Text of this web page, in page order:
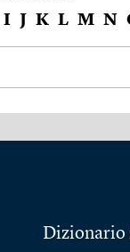
I J K L M N
Dizionario